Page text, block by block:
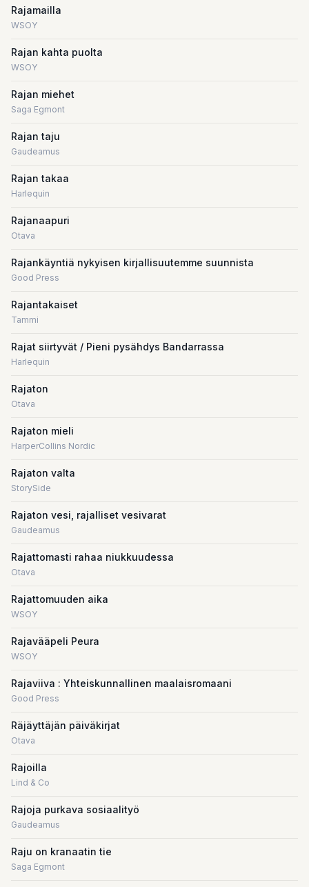
Rajamailla
WSOY
Rajan kahta puolta
WSOY
Rajan miehet
Saga Egmont
Rajan taju
Gaudeamus
Rajan takaa
Harlequin
Rajanaapuri
Otava
Rajankäyntiä nykyisen kirjallisuutemme suunnista
Good Press
Rajantakaiset
Tammi
Rajat siirtyvät / Pieni pysähdys Bandarrassa
Harlequin
Rajaton
Otava
Rajaton mieli
HarperCollins Nordic
Rajaton valta
StorySide
Rajaton vesi, rajalliset vesivarat
Gaudeamus
Rajattomasti rahaa niukkuudessa
Otava
Rajattomuuden aika
WSOY
Rajavääpeli Peura
WSOY
Rajaviiva : Yhteiskunnallinen maalaisromaani
Good Press
Räjäyttäjän päiväkirjat
Otava
Rajoilla
Lind & Co
Rajoja purkava sosiaalityö
Gaudeamus
Raju on kranaatin tie
Saga Egmont